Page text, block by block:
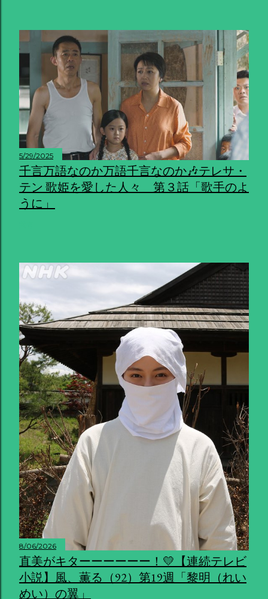
5/29/2025
千言万語なのか万語千言なのか🎶テレサ・
テン 歌姫を愛した人々 第３話「歌手のよ
うに」
8/06/2026
直美がキターーーーーー！💛【連続テレビ
小説】風、薫る（92）第19週「黎明（れい
めい）の翼」